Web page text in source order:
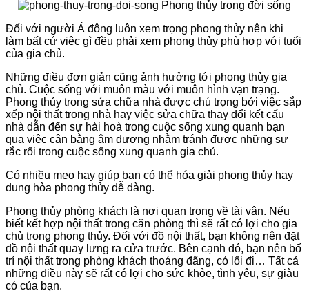
Đối với người Á đông luôn xem trọng phong thủy nên khi
làm bất cứ việc gì đều phải xem phong thủy phù hợp với tuổi
của gia chủ.
Những điều đơn giản cũng ảnh hưởng tới phong thủy gia
chủ. Cuộc sống với muôn màu với muôn hình vạn trạng.
Phong thủy trong sửa chữa nhà được chú trọng bởi việc sắp
xếp nội thất trong nhà hay việc sửa chữa thay đổi kết cấu
nhà dẫn đến sự hài hoà trong cuộc sống xung quanh bạn
qua việc cân bằng âm dương nhằm tránh được những sự
rắc rối trong cuộc sống xung quanh gia chủ.
Có nhiều mẹo hay giúp bạn có thể hóa giải phong thủy hay
dung hòa phong thủy dễ dàng.
Phong thủy phòng khách là nơi quan trọng về tài vận. Nếu
biết kết hợp nội thất trong căn phòng thì sẽ rất có lợi cho gia
chủ trong phong thủy. Đối với đồ nội thất, bạn không nên đặt
đồ nội thất quay lưng ra cửa trước. Bên cạnh đó, bạn nên bố
trí nội thất trong phòng khách thoáng đãng, có lối đi… Tất cả
những điều này sẽ rất có lợi cho sức khỏe, tình yêu, sự giàu
có của bạn.